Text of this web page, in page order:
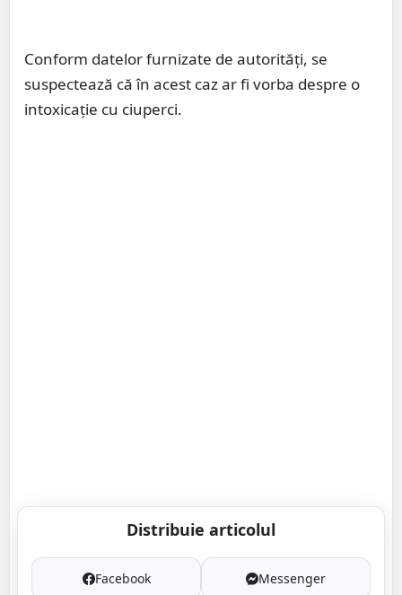
Conform datelor furnizate de autorităţi, se
suspectează că în acest caz ar fi vorba despre o
intoxicaţie cu ciuperci.
Distribuie articolul
Facebook Messenger